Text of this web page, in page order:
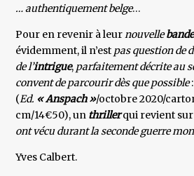
… authentiquement belge…
Pour en revenir à leurnouvelle
évidemment, il n’est pas question de
de l’intrigue, parfaitement décrite au
convent de parcourir dès que possible:
(Ed. « Anspach »/octobre 2020/
cm/14€50), un thrillerqui revient sur
ont vécu durant la seconde guerre
Yves Calbert.